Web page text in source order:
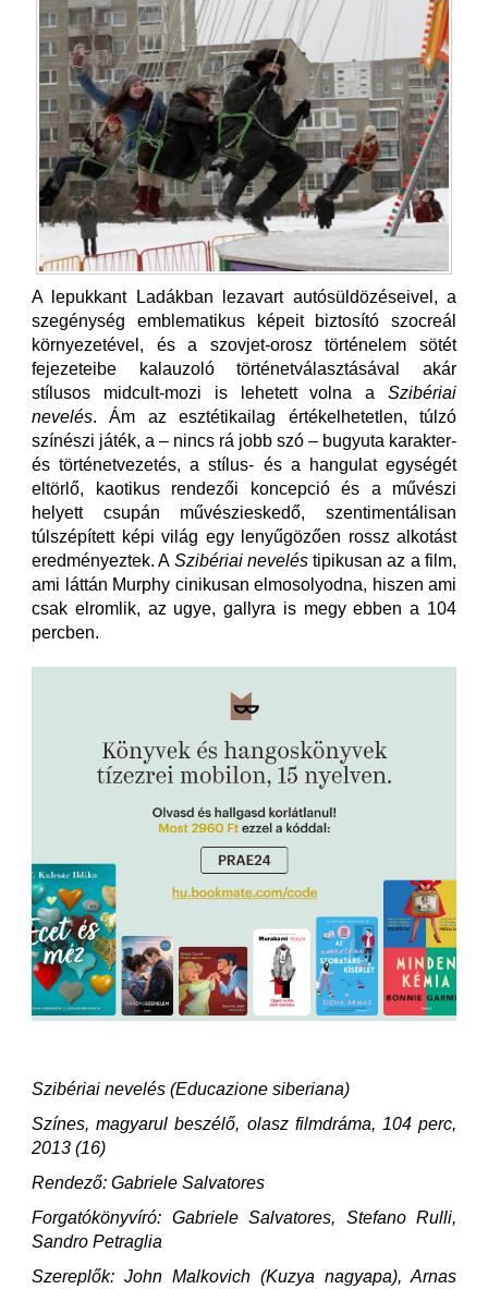
A lepukkant Ladákban lezavart autósüldözéseivel, a
szegénység emblematikus képeit biztosító szocreál
környezetével, és a szovjet-orosz történelem sötét
fejezeteibe kalauzoló történetválasztásával akár
stílusos midcult-mozi is lehetett volna a Szibériai
nevelés. Ám az esztétikailag értékelhetetlen, túlzó
színészi játék, a – nincs rá jobb szó – bugyuta karakter-
és történetvezetés, a stílus- és a hangulat egységét
eltörlő, kaotikus rendezői koncepció és a művészi
helyett csupán művészieskedő, szentimentálisan
túlszépített képi világ egy lenyűgözően rossz alkotást
eredményeztek. A Szibériai neveléstipikusan az a film,
ami láttán Murphy cinikusan elmosolyodna, hiszen ami
csak elromlik, az ugye, gallyra is megy ebben a 104
percben.
Szibériai nevelés (Educazione siberiana)
Színes, magyarul beszélő, olasz filmdráma, 104 perc,
2013 (16)
Rendező: Gabriele Salvatores
Forgatókönyvíró: Gabriele Salvatores, Stefano Rulli,
Sandro Petraglia
Szereplők: John Malkovich (Kuzya nagyapa), Arnas